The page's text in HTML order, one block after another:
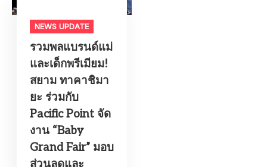
NEWS UPDATE
รวมพลแบรนด์แม่
และเด็กพรีเมียม!
สยาม ทาคาชิมา
ยะ ร่วมกับ
Pacific Point จัด
งาน “Baby
Grand Fair” มอบ